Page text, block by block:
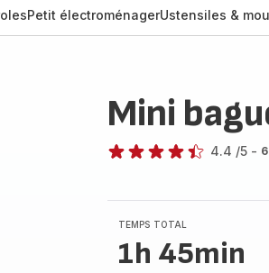
Petit électroménagerUstensiles &
Mini
4.4 /5 -
TEMPS TOTAL
1h 45min